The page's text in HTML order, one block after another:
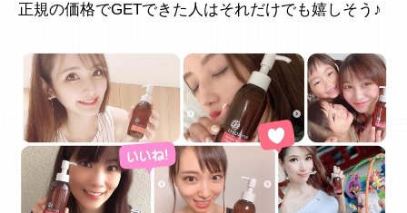
正規の価格でGETできた人はそれだけでも嬉しそう♪